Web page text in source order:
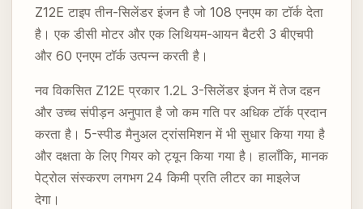
Z12E टाइप तीन-सिलेंडर इंजन है जो 108 एनएम का टॉर्क देता
है। एक डीसी मोटर और एक लिथियम-आयन बैटरी 3 बीएचपी
और 60 एनएम टॉर्क उत्पन्न करती है।
नव विकसित Z12E प्रकार 1.2L 3-सिलेंडर इंजन में तेज दहन
और उच्च संपीड़न अनुपात है जो कम गति पर अधिक टॉर्क प्रदान
करता है। 5-स्पीड मैनुअल ट्रांसमिशन में भी सुधार किया गया है
और दक्षता के लिए गियर को ट्यून किया गया है। हालाँकि, मानक
पेट्रोल संस्करण लगभग 24 किमी प्रति लीटर का माइलेज
देगा।